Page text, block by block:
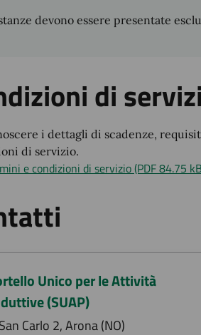
devono essere presentate
di
i dettagli di scadenze,
di servizio.
e condizioni di servizio (PDF 84.75
Unico per le Attività
(SUAP)
Carlo 2, Arona (NO)